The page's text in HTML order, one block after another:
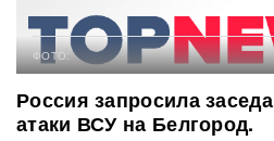
ФОТО:
Россия запросила
атаки ВСУ на Белгород.